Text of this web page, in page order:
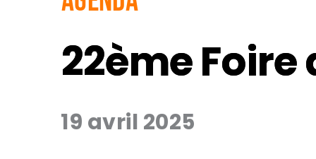
22ème
19 avril 2025